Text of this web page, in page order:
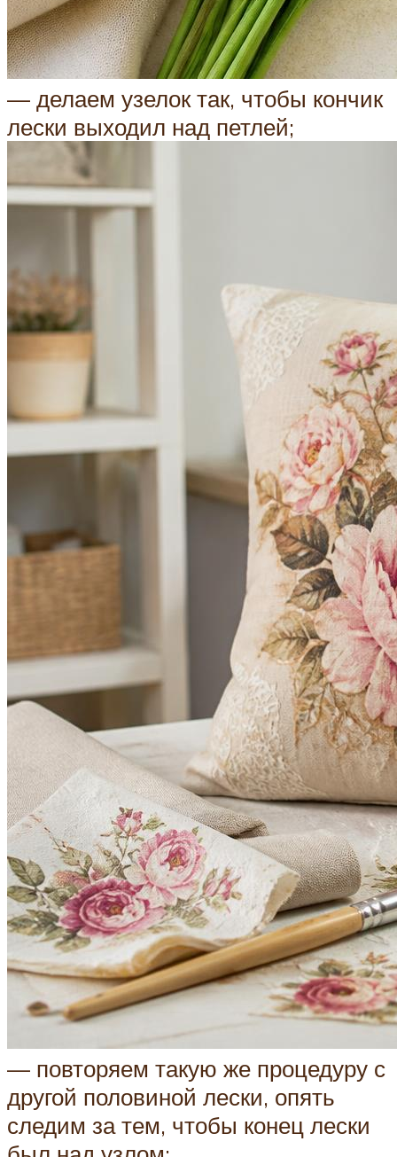
— делаем узелок так, чтобы кончик
лески выходил над петлей;
— повторяем такую же процедуру с
другой половиной лески, опять
следим за тем, чтобы конец лески